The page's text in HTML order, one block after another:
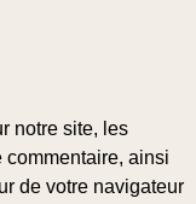
notre site, les
ainsi
de votre navigateur